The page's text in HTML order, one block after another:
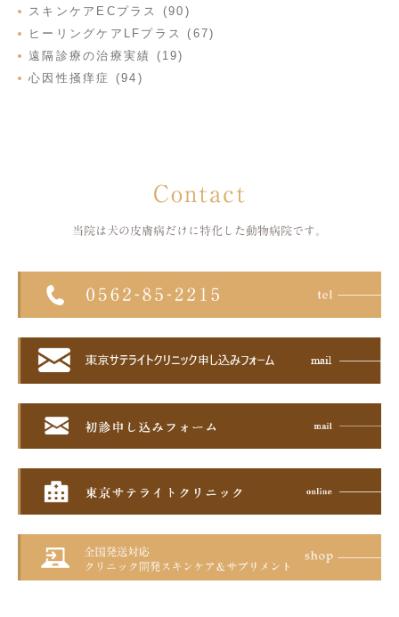
スキンケアECプラス (90)
ヒーリングケアLFプラス (67)
遠隔診療の治療実績 (19)
心因性掻痒症 (94)
Contact
当院は犬の皮膚病だけに特化した 動物病院です。